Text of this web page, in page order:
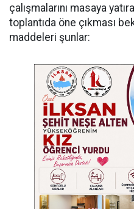
çalışmalarını masaya
toplantıda öne çıkması
maddeleri şunlar: